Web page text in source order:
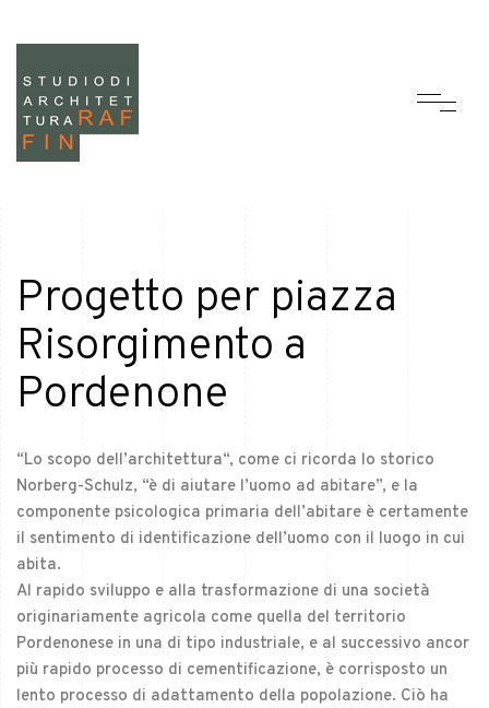
Progetto per piazza
Risorgimento a
Pordenone
“Lo scopo dell’architettura“, come ci ricorda lo storico
Norberg-Schulz, “è di aiutare l’uomo ad abitare”, e la
componente psicologica primaria dell’abitare è certamente
il sentimento di identificazione dell’uomo con il luogo in cui
abita.
Al rapido sviluppo e alla trasformazione di una società
originariamente agricola come quella del territorio
Pordenonese in una di tipo industriale, e al successivo ancor
più rapido processo di cementificazione, è corrisposto un
lento processo di adattamento della popolazione. Ciò ha